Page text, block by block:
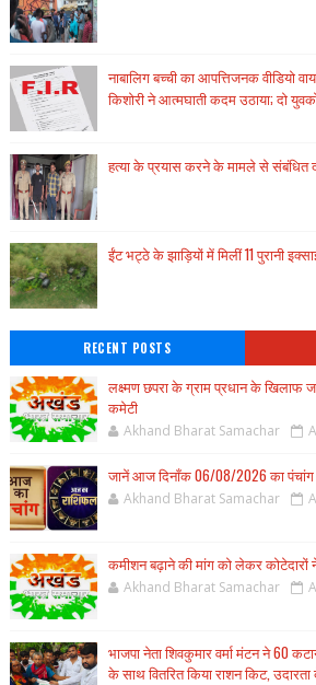
नाबालिग बच्ची का आपत्तिजनक वीडियो
किशोरी ने आत्मघाती कदम उठाया; दो
हत्या के प्रयास करने के मामले से संबंधित
ईंट भट्ठे के झाड़ियों में मिलीं 11 पुरानी
RECENT POSTS
लक्ष्मण छपरा के ग्राम प्रधान के खिलाफ
कमेटी
Akhand Bharat Samachar
जानें आज दिनाँक 06/08/2026 का पंचांग
Akhand Bharat Samachar
कमीशन बढ़ाने की मांग को लेकर कोटेदारों
Akhand Bharat Samachar
भाजपा नेता शिवकुमार वर्मा मंटन ने 60
के साथ वितरित किया राशन किट,